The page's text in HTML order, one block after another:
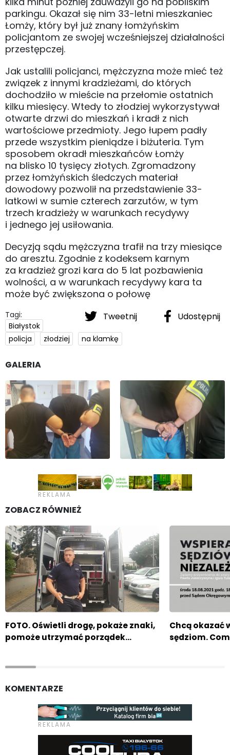
parkingu. Okazał się nim 33-letni mieszkaniec
Łomży, który był już znany łomżyńskim
policjantom ze swojej wcześniejszej działalności
przestępczej.
Jak ustalili policjanci, mężczyzna może mieć też
związek z innymi kradzieżami, do których
dochodziło w mieście na przełomie ostatnich
kilku miesięcy. Wtedy to złodziej wykorzystywał
otwarte drzwi do mieszkań i kradł z nich
wartościowe przedmioty. Jego łupem padły
przede wszystkim pieniądze i biżuteria. Tym
sposobem okradł mieszkańców Łomży
na blisko 10 tysięcy złotych. Zgromadzony
przez łomżyńskich śledczych materiał
dowodowy pozwolił na przedstawienie 33-
latkowi w sumie czterech zarzutów, w tym
trzech kradzieży w warunkach recydywy
i jednego jej usiłowania.
Decyzją sądu mężczyzna trafił na trzy miesiące
do aresztu. Zgodnie z kodeksem karnym
za kradzież grozi kara do 5 lat pozbawienia
wolności, a w warunkach recydywy kara ta
może być zwiększona o połowę
Tweetnij Udostępnij
Tagi:
Białystok
policja
złodziej na klamkę
GALERIA
ZOBACZ RÓWNIEŻ
FOTO. Oświetli drogę, pokaże znaki,
pomoże utrzymać porządek…
Chcą okazać
sędziom.
KOMENTARZE